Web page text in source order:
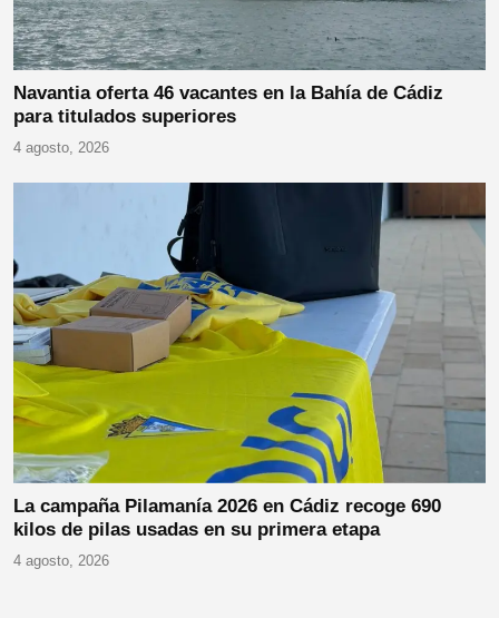
Navantia oferta 46 vacantes en la Bahía de Cádiz
para titulados superiores
4 agosto, 2026
La campaña Pilamanía 2026 en Cádiz recoge 690
kilos de pilas usadas en su primera etapa
4 agosto, 2026